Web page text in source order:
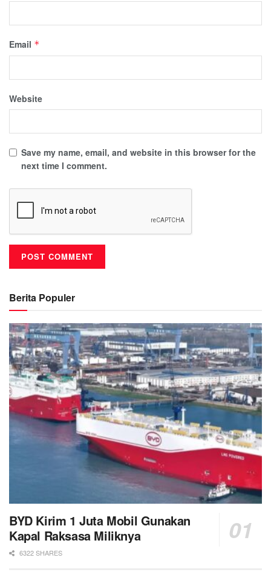
Email *
Website
Save my name, email, and website in this browser for the
next time I comment.
Berita Populer
BYD Kirim 1 Juta Mobil Gunakan
Kapal Raksasa Miliknya
6322 SHARES